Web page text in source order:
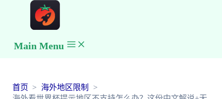
Main Menu
首页
海外地区限制